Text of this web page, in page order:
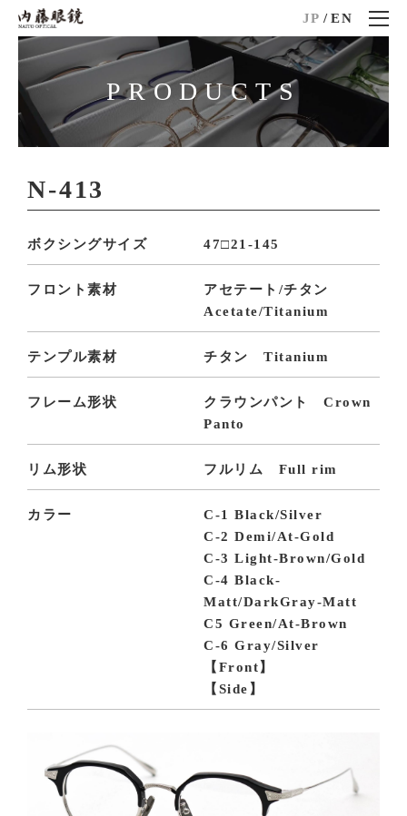
JP /EN
PRODUCTS
N-413
ボクシングサイズ 47□21-145
フロント素材
アセテート/チタン
Acetate/Titanium
テンプル素材 チタン Titanium
フレーム形状
クラウンパント Crown
Panto
リム形状 フルリム Full rim
カラー
C-1 Black/Silver
C-2 Demi/At-Gold
C-3 Light-Brown/Gold
C-4 Black-
Matt/DarkGray-Matt
C5 Green/At-Brown
C-6 Gray/Silver
【Front】
【Side】